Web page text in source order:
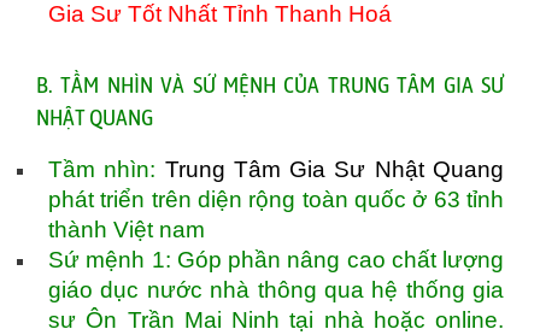
Gia Sư Tốt Nhất Tỉnh Thanh Hoá
B. TẦM NHÌN VÀ SỨ MỆNH CỦA TRUNG TÂM GIA SƯ
NHẬT QUANG
Tầm nhìn: Trung Tâm Gia Sư Nhật Quang
phát triển trên diện rộng toàn quốc ở 63 tỉnh
thành Việt nam
Sứ mệnh 1: Góp phần nâng cao chất lượng
giáo dục nước nhà thông qua hệ thống gia
sư Ôn Trần Mai Ninh tại nhà hoặc online.